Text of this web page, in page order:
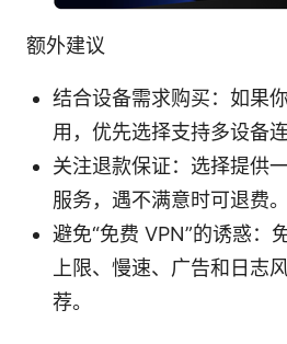
额外建议
结合设备需求购买：如果
用，优先选择支持多设备
关注退款保证：选择提供
服务，遇不满意时可退费。
避免“免费 VPN”的诱惑：
上限、慢速、广告和日志
荐。